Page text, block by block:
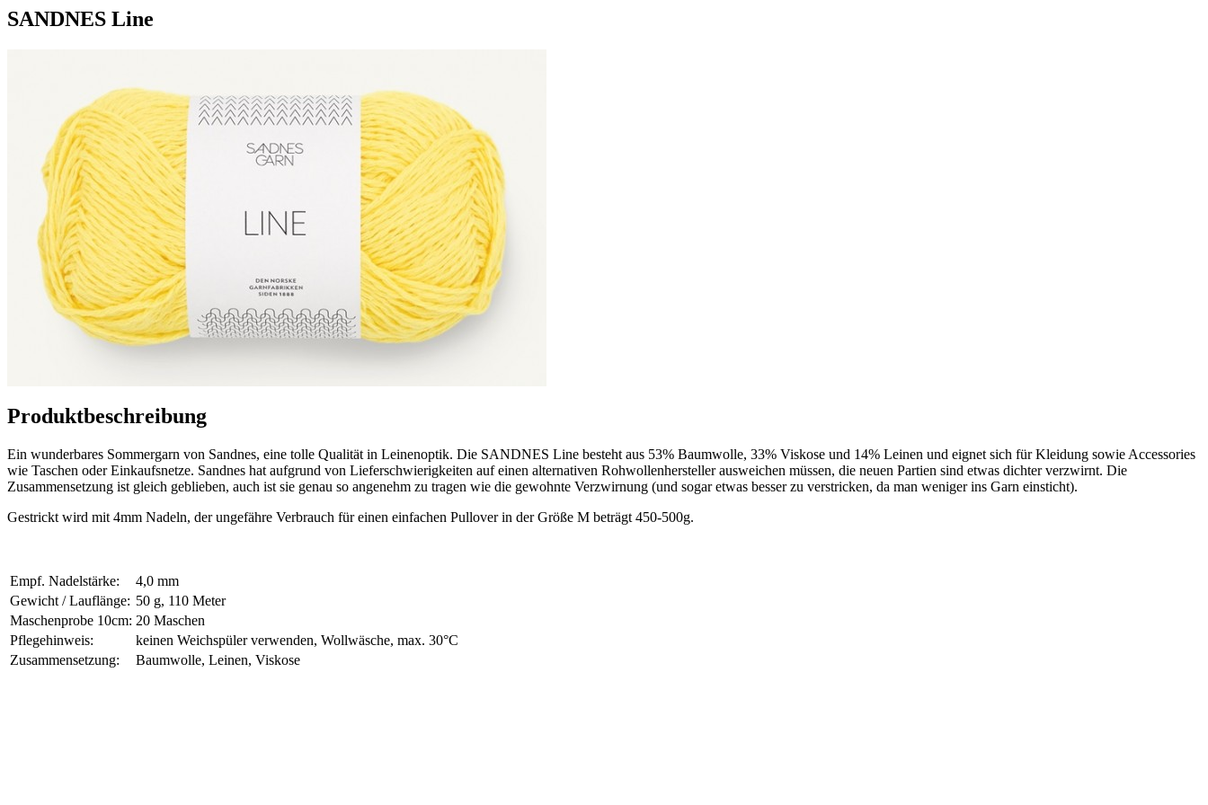
SANDNES Line
Produktbeschreibung
Ein wunderbares Sommergarn von Sandnes, eine tolle Qualität in Leinenoptik. Die SANDNES Line besteht aus 53% Baumwolle, 33% Viskose und 14% Leinen und eignet sich für Kleidung sowie Accessories
wie Taschen oder Einkaufsnetze. Sandnes hat aufgrund von Lieferschwierigkeiten auf einen alternativen Rohwollenhersteller ausweichen müssen, die neuen Partien sind etwas dichter verzwirnt. Die
Zusammensetzung ist gleich geblieben, auch ist sie genau so angenehm zu tragen wie die gewohnte Verzwirnung (und sogar etwas besser zu verstricken, da man weniger ins Garn einsticht).
Gestrickt wird mit 4mm Nadeln, der ungefähre Verbrauch für einen einfachen Pullover in der Größe M beträgt 450-500g.
Empf. Nadelstärke:
4,0 mm
Gewicht / Lauflänge: 50 g, 110 Meter
Maschenprobe 10cm: 20 Maschen
Pflegehinweis:
keinen Weichspüler verwenden, Wollwäsche, max. 30°C
Zusammensetzung:
Baumwolle, Leinen, Viskose